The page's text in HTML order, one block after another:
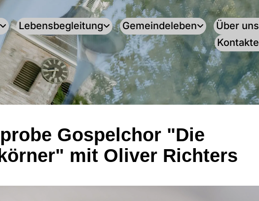
Lebensbegleitung Gemeindeleben
Über uns
Kontakte
Gospelchor "Die
mit Oliver Richters